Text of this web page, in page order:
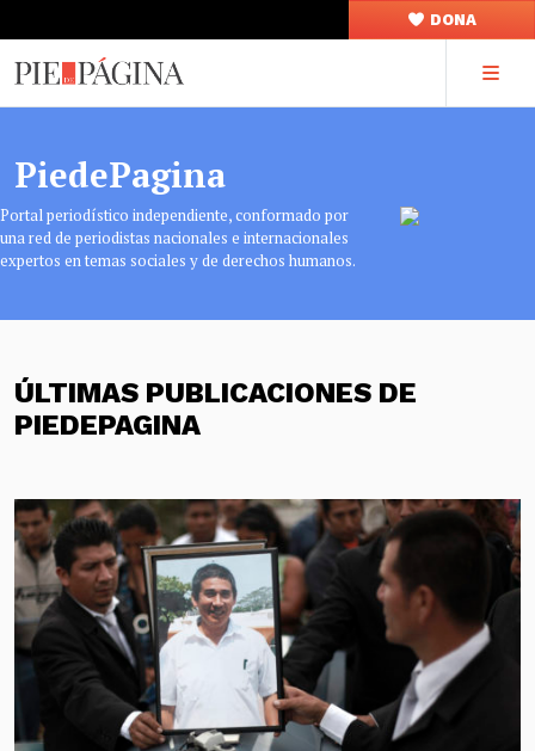
DONA
PiedePagina
Portal periodístico independiente, conformado por
una red de periodistas nacionales e internacionales
expertos en temas sociales y de derechos humanos.
ÚLTIMAS PUBLICACIONES DE
PIEDEPAGINA